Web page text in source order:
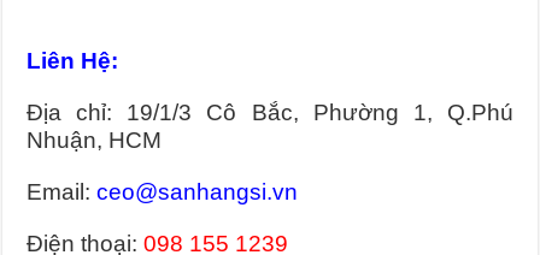
Liên Hệ:
Địa chỉ: 19/1/3 Cô Bắc, Phường 1, Q.Phú
Nhuận, HCM
Email:ceo@sanhangsi.vn
Điện thoại:098 155 1239